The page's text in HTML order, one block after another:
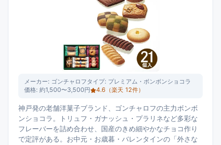
メーカー: ゴンチャロフタイプ: プレミアム・ボンボンショコラ
価格: 約1,500〜3,500円 4.6 （楽天 12件）
神戸発の老舗洋菓子ブランド、ゴンチャロフの主力ボンボ
ンショコラ。トリュフ・ガナッシュ・プラリネなど多彩な
フレーバーを詰め合わせ、国産のきめ細やかなチョコ作り
で定評がある。お中元・お歳暮・バレンタインの「外さな